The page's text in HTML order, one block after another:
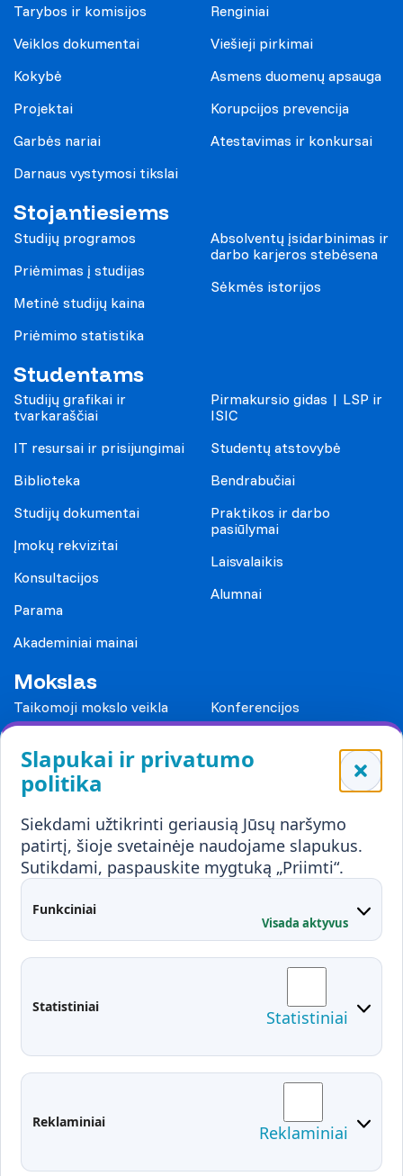
Slapukai ir privatumo
politika
Siekdami užtikrinti geriausią Jūsų naršymo
patirtį, šioje svetainėje naudojame slapukus.
Sutikdami, paspauskite mygtuką „Priimti“.
Funkciniai
Visada aktyvus
Statistiniai Statistiniai
Reklaminiai Reklaminiai
Tarybos ir komisijos
Veiklos dokumentai
Kokybė
Projektai
Garbės nariai
Darnaus vystymosi tikslai
Renginiai
Viešieji pirkimai
Asmens duomenų apsauga
Korupcijos prevencija
Atestavimas ir konkursai
Stojantiesiems
Studijų programos
Priėmimas į studijas
Metinė studijų kaina
Priėmimo statistika
Absolventų įsidarbinimas ir
darbo karjeros stebėsena
Sėkmės istorijos
Studentams
Studijų grafikai ir
tvarkaraščiai
IT resursai ir prisijungimai
Biblioteka
Studijų dokumentai
Įmokų rekvizitai
Konsultacijos
Parama
Akademiniai mainai
Pirmakursio gidas | LSP ir
ISIC
Studentų atstovybė
Bendrabučiai
Praktikos ir darbo
pasiūlymai
Laisvalaikis
Alumnai
Mokslas
Taikomoji mokslo veikla
Konferencijos
Mokykloms
Visuomenei ir verslui
Mokymai ir konsultavimas
Partnerystės
Karjera
Kontaktai
Administracija
Fakultetai
Studentų atstovybė
Moodle
EDINA
Pasirengimas ekstremaliai